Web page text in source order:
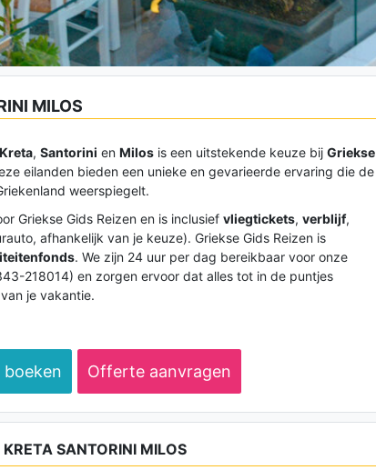
MILOS
Kreta, Santorini en Milos is een uitstekende keuze bij Griekse
eilanden bieden een unieke en gevarieerde ervaring die de
weerspiegelt.
Griekse Gids Reizen en is inclusief vliegtickets, verblijf,
afhankelijk van je keuze). Griekse Gids Reizen is
. We zijn 24 uur per dag bereikbaar voor onze
218014) en zorgen ervoor dat alles tot in de puntjes
je vakantie.
boeken Offerte aanvragen
SANTORINI MILOS